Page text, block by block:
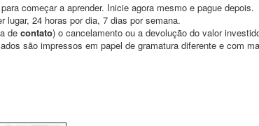
começar a aprender. Inicie agora mesmo e pague depois.
24 horas por dia, 7 dias por semana.
de contato) o cancelamento ou a devolução do valor
são impressos em papel de gramatura diferente e com